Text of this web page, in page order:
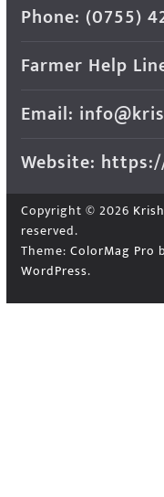
Phone: (0755)
Farmer Help
Email:
Website:
Copyright © 2026
reserved.
Theme: ColorMag Pro
WordPress.